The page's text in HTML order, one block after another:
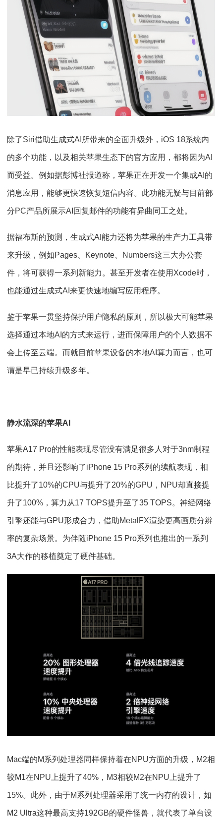
除了Siri借助生成式AI所带来的全面升级外，iOS 18系统内
的多个功能，以及相关苹果生态下的官方应用，都将因为AI
而受益。例如据彭博社报道称，苹果正在开发一个集成AI的
消息应用，能够更快速恢复短信内容。此功能无疑与目前部
分PC产品所展示AI回复邮件的功能有异曲同工之处。
据福布斯的预测，生成式AI能力还将为苹果的生产力工具带
来升级，例如Pages、Keynote、Numbers这三大办公套
件，将可获得一系列新能力。甚至开发者在使用Xcode时，
也能通过生成式AI来更快速地编写应用程序。
鉴于苹果一贯坚持保护用户隐私的原则，所以极大可能苹果
选择通过本地AI的方式来运行，进而保障用户的个人数据不
会上传至云端。而就目前苹果设备的本地AI算力而言，也可
谓是早已持续升级多年。
静水流深的苹果AI
苹果A17 Pro的性能表现尽管没有满足很多人对于3nm制程
的期待，并且还影响了iPhone 15 Pro系列的续航表现，相
比提升了10%的CPU与提升了20%的GPU，NPU却直接提
升了100%，算力从17 TOPS提升至了35 TOPS。神经网络
引擎还能与GPU形成合力，借助MetalFX渲染更高画质分辨
率的复杂场景。为伴随iPhone 15 Pro系列也推出的一系列
3A大作的移植奠定了硬件基础。
Mac端的M系列处理器同样保持着在NPU方面的升级，M2相
较M1在NPU上提升了40%，M3相较M2在NPU上提升了
15%。此外，由于M系列处理器采用了统一内存的设计，如
M2 Ultra这种最高支持192GB的硬件怪兽，就代表了单台设